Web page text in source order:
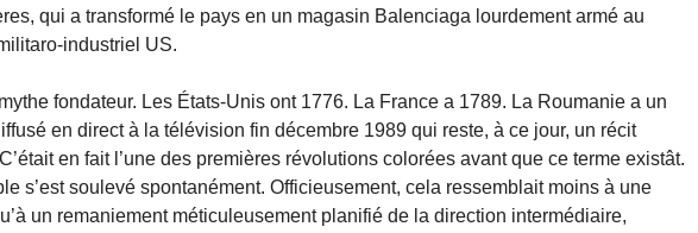
qui a transformé le pays en un magasin Balenciaga lourdement armé au
industriel US.
fondateur. Les États-Unis ont 1776. La France a 1789. La Roumanie a un
en direct à la télévision fin décembre 1989 qui reste, à ce jour, un récit
en fait l’une des premières révolutions colorées avant que ce terme existât.
s’est soulevé spontanément. Officieusement, cela ressemblait moins à une
un remaniement méticuleusement planifié de la direction intermédiaire,